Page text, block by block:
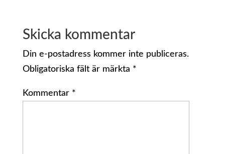
Skicka kommentar
Din e-postadress kommer inte publiceras.
Obligatoriska fält är märkta *
Kommentar *